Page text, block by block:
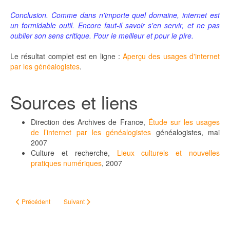
Conclusion. Comme dans n'importe quel domaine, internet est
un formidable outil. Encore faut-il savoir s'en servir, et ne pas
oublier son sens critique. Pour le meilleur et pour le pire.
Le résultat complet est en ligne :Aperçu des usages d'internet
par les généalogistes.
Sources et liens
Direction des Archives de France, Étude sur les usages
de l’internet par les généalogistes généalogistes, mai
2007
Culture et recherche, Lieux culturels et nouvelles
pratiques numériques, 2007
Article précédent : Archives départementales de l'Orne : en ligne
Précédent Article suivant : Généalogie ? mais pourquoi ?!
Suivant